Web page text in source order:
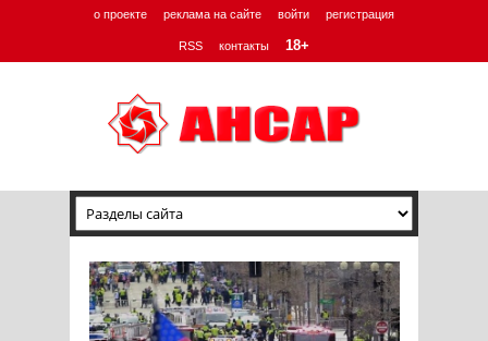
о проекте реклама на сайте войти регистрация
RSS контакты 18+